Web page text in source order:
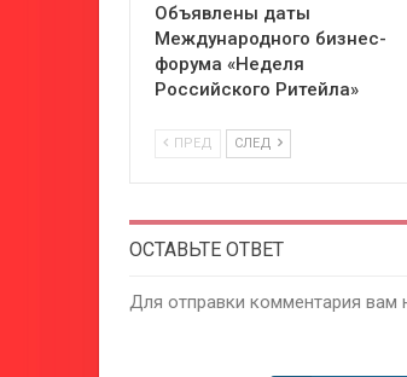
Объявлены даты
Международного бизнес-
форума «Неделя
Российского Ритейла»
ПРЕД СЛЕД
ОСТАВЬТЕ ОТВЕТ
Для отправки комментария вам